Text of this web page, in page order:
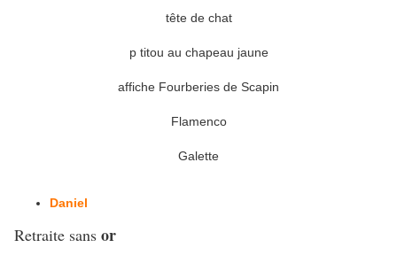
tête de chat
p titou au chapeau jaune
affiche Fourberies de Scapin
Flamenco
Galette
Daniel
Retraite sans or